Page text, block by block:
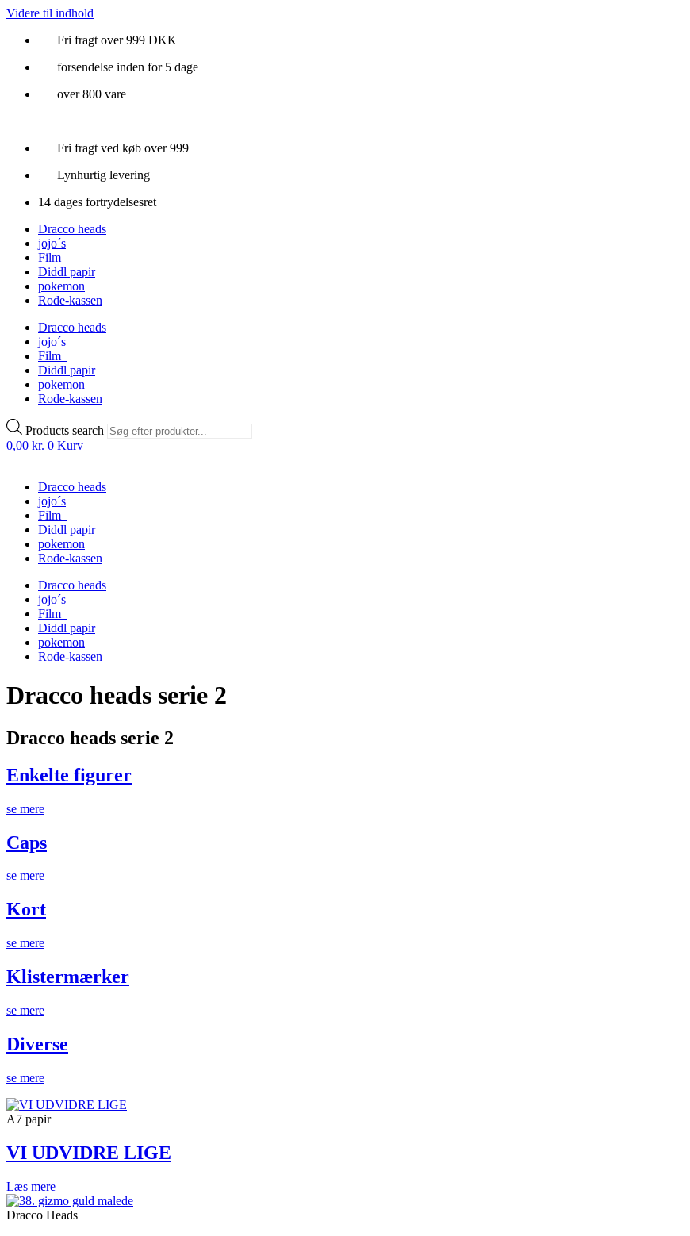
Videre til indhold
Fri fragt over 999 DKK
forsendelse inden for 5 dage
over 800 vare
Fri fragt ved køb over 999
Lynhurtig levering
14 dages fortrydelsesret
Dracco heads
jojo´s
Film
Diddl papir
pokemon
Rode-kassen
Dracco heads
jojo´s
Film
Diddl papir
pokemon
Rode-kassen
Products search
0,00 kr. 0 Kurv
Dracco heads
jojo´s
Film
Diddl papir
pokemon
Rode-kassen
Dracco heads
jojo´s
Film
Diddl papir
pokemon
Rode-kassen
Dracco heads serie 2
Dracco heads serie 2
Enkelte figurer
se mere
Caps
se mere
Kort
se mere
Klistermærker
se mere
Diverse
se mere
A7 papir
VI UDVIDRE LIGE
Læs mere
Dracco Heads